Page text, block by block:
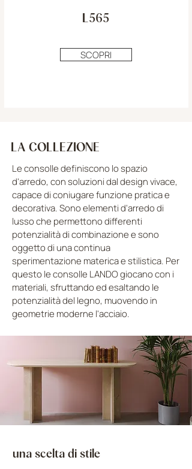
SCOPRI
L565
LA COLLEZIONE
Le consolle definiscono lo spazio
d'arredo, con soluzioni dal design vivace,
capace di coniugare funzione pratica e
decorativa. Sono elementi d'arredo di
lusso che permettono differenti
potenzialità di combinazione e sono
oggetto di una continua
sperimentazione materica e stilistica. Per
questo le consolle LANDO giocano con i
materiali, sfruttando ed esaltando le
potenzialità del legno, muovendo in
geometrie moderne l'acciaio.
una scelta di stile